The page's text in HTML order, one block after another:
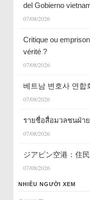
del Gobierno
07/08/2026
Critique ou
vérité ?
07/08/2026
베트남 변호사 연합
07/08/2026
รายชื่อสื่อมวลชนฝ่า
07/08/2026
ジアビン空港：住
07/08/2026
NHIỀU NGƯỜI XEM